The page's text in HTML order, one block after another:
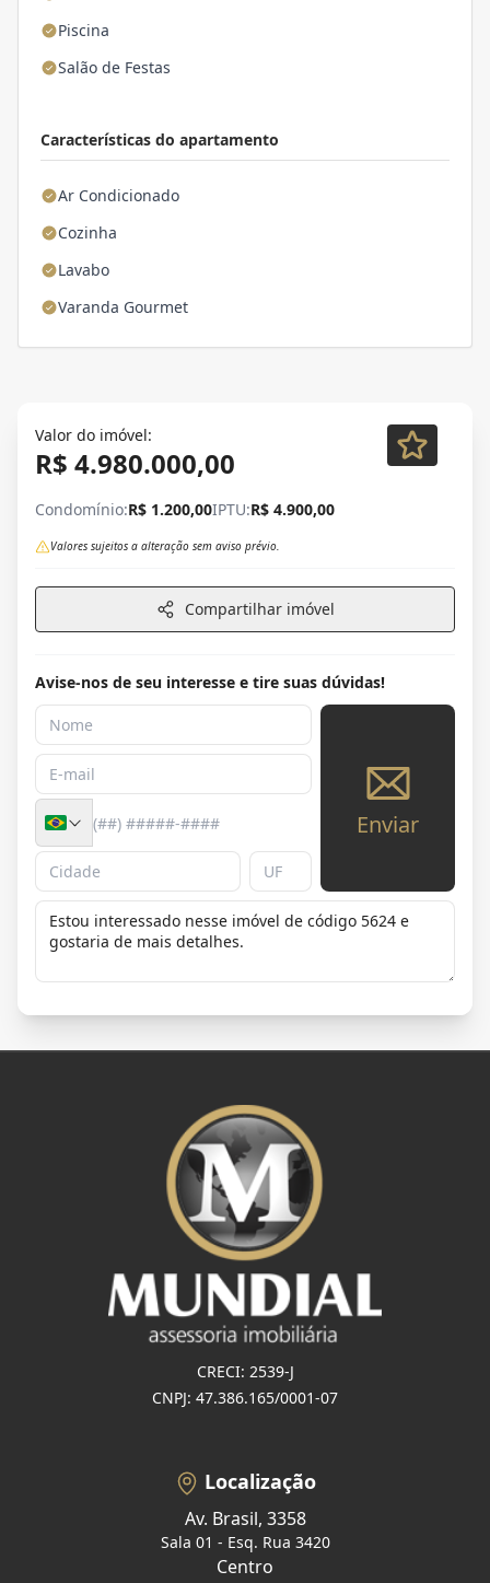
Piscina
Salão de Festas
Características do apartamento
Ar Condicionado
Cozinha
Lavabo
Varanda Gourmet
Valor do imóvel:
R$ 4.980.000,00
Condomínio:R$ 1.200,00IPTU:R$ 4.900,00
Valores sujeitos a alteração sem aviso prévio.
Compartilhar imóvel
Avise-nos de seu interesse e tire suas dúvidas!
Enviar
CRECI: 2539-J
CNPJ: 47.386.165/0001-07
Localização
Av. Brasil, 3358
Sala 01 - Esq. Rua 3420
Centro